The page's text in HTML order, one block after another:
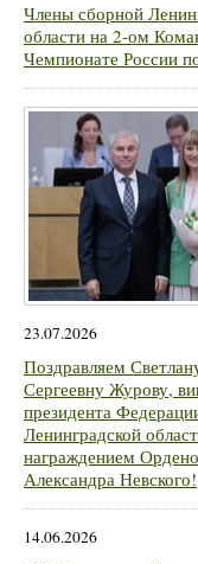
Члены сборной
области на 2-ом
Чемпионате России
23.07.2026
Поздравляем
Сергеевну Журову,
президента
Ленинградской
награждением
Александра Невского!
14.06.2026